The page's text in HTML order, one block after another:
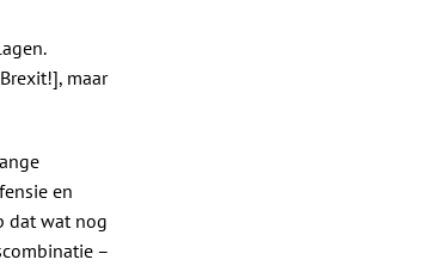
maar
en
dat wat nog
–